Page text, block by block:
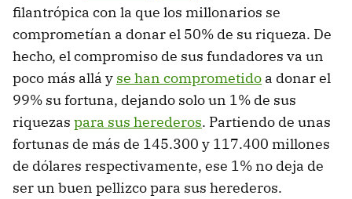
filantrópica con la que los millonarios se
comprometían a donar el 50% de su riqueza. De
hecho, el compromiso de sus fundadores va un
poco más allá y se han comprometido a donar el
99% su fortuna, dejando solo un 1% de sus
riquezas para sus herederos. Partiendo de unas
fortunas de más de 145.300 y 117.400 millones
de dólares respectivamente, ese 1% no deja de
ser un buen pellizco para sus herederos.